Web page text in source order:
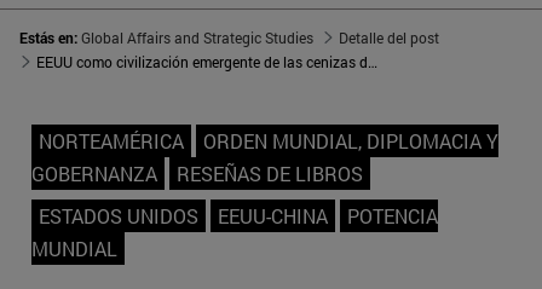
Estás en:Global Affairs and Strategic Studies
Detalle del post
EEUU como civilización emergente de las cenizas de Occidente
NORTEAMÉRICA
ORDEN MUNDIAL, DIPLOMACIA Y
GOBERNANZA
RESEÑAS DE LIBROS
ESTADOS UNIDOS
EEUU-CHINA
POTENCIA
MUNDIAL